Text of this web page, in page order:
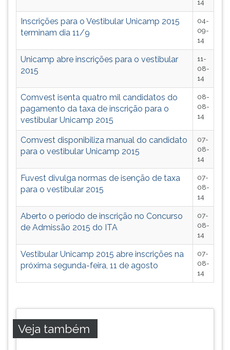
14
Inscrições para o Vestibular Unicamp 2015
terminam dia 11/9
04-
09-
14
Unicamp abre inscrições para o vestibular
2015
11-
08-
14
Comvest isenta quatro mil candidatos do
pagamento da taxa de inscrição para o
vestibular Unicamp 2015
08-
08-
14
Comvest disponibiliza manual do candidato
para o vestibular Unicamp 2015
07-
08-
14
Fuvest divulga normas de isenção de taxa
para o vestibular 2015
07-
08-
14
Aberto o período de inscrição no Concurso
de Admissão 2015 do ITA
07-
08-
14
Vestibular Unicamp 2015 abre inscrições na
próxima segunda-feira, 11 de agosto
07-
08-
14
Veja também